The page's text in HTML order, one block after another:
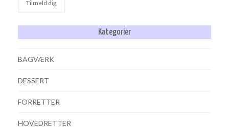
Kategorier
BAGVÆRK
DESSERT
FORRETTER
HOVEDRETTER